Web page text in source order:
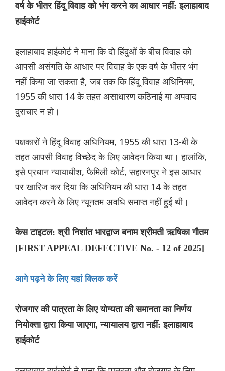
वर्ष के भीतर हिंदू विवाह को भंग करने का आधार नहीं: इलाहाबाद
हाईकोर्ट
इलाहाबाद हाईकोर्ट ने माना कि दो हिंदुओं के बीच विवाह को
आपसी असंगति के आधार पर विवाह के एक वर्ष के भीतर भंग
नहीं किया जा सकता है, जब तक कि हिंदू विवाह अधिनियम,
1955 की धारा 14 के तहत असाधारण कठिनाई या अपवाद
दुराचार न हो।
पक्षकारों ने हिंदू विवाह अधिनियम, 1955 की धारा 13-बी के
तहत आपसी विवाह विच्छेद के लिए आवेदन किया था। हालांकि,
इसे प्रधान न्यायाधीश, फैमिली कोर्ट, सहारनपुर ने इस आधार
पर खारिज कर दिया कि अधिनियम की धारा 14 के तहत
आवेदन करने के लिए न्यूनतम अवधि समाप्त नहीं हुई थी।
केस टाइटल: श्री निशांत भारद्वाज बनाम श्रीमती ऋषिका गौतम
[FIRST APPEAL DEFECTIVE No. - 12 of 2025]
आगे पढ़ने के लिए यहां क्लिक करें
रोजगार की पात्रता के लिए योग्यता की समानता का निर्णय
नियोक्ता द्वारा किया जाएगा, न्यायालय द्वारा नहीं: इलाहाबाद
हाईकोर्ट